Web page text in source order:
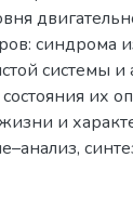
синдрома
системы
их
жизни и